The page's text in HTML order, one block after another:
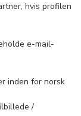
hvis profilen
e-mail-
inden for norsk
/